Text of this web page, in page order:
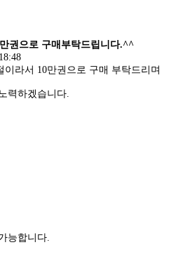
권으로 구매부탁드립니다.^^
라서 10만권으로 구매 부탁드리며
력하겠습니다.
능합니다.